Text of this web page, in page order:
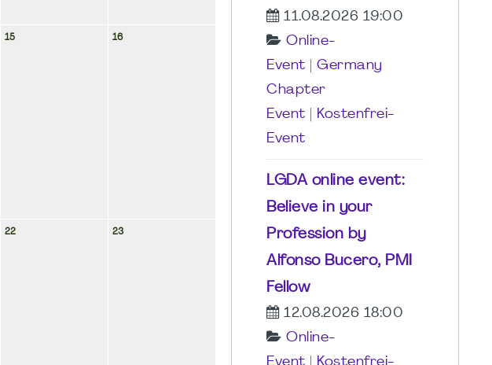
15 16
22 23
11.08.2026 19:00
Online-
Event
Germany
Chapter
Event
Kostenfrei-
Event
LGDA online event:
Believe in your
Profession by
Alfonso Bucero, PMI
Fellow
12.08.2026 18:00
Online-
Event
Kostenfrei-